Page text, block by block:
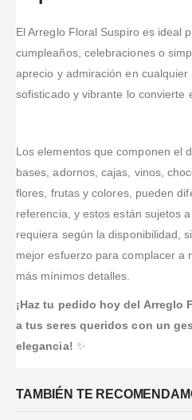
El Arreglo Floral Suspiro es ideal
cumpleaños, celebraciones o
aprecio y admiración en
sofisticado y vibrante lo convierte
Los elementos que componen el
bases, adornos, cajas, vinos,
flores, frutas y colores, pueden
referencia, y estos están sujetos
requiera según la disponibilidad,
mejor esfuerzo para complacer a
más mínimos detalles.
¡Haz tu pedido hoy del Arreglo
a tus seres queridos con un
elegancia! ✨
TAMBIÉN TE